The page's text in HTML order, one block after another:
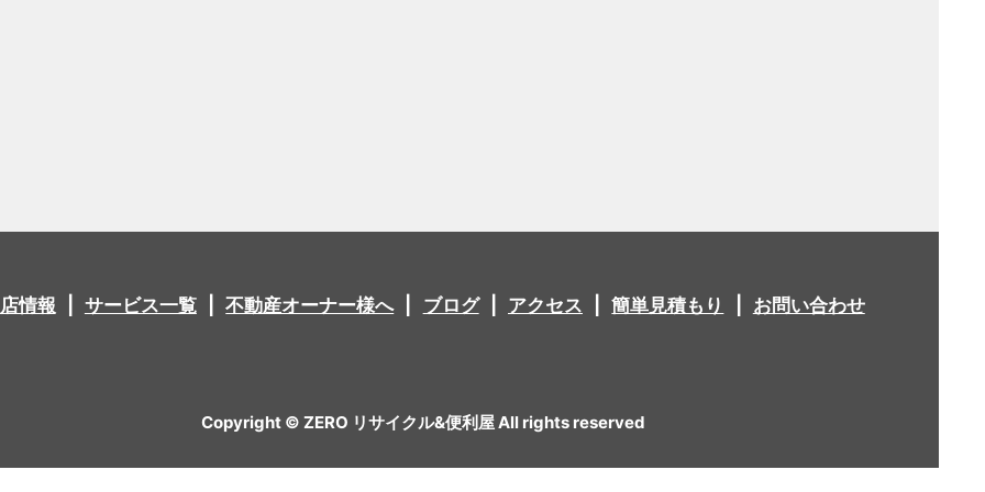
情報 サービス一覧 不動産オーナー様へ ブログ アクセス 簡単見積もり お問い合わせ
Copyright © ZERO リサイクル&便利屋 All rights reserved